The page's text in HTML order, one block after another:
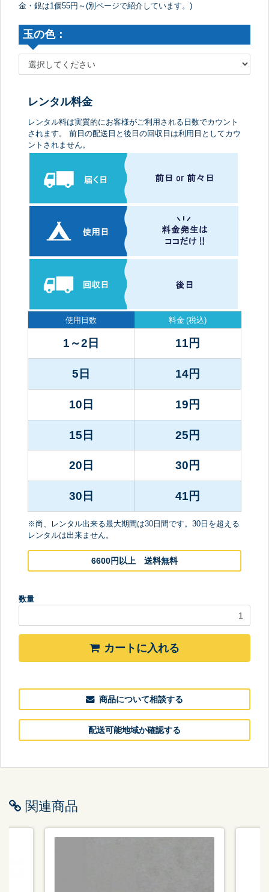
金・銀は1個55円～(別ページで紹介しています。)
玉の色：
レンタル料金
レンタル料は実質的にお客様がご利用される日数でカウント
されます。 前日の配送日と後日の回収日は利用日としてカウ
ントされません。
使用日数
1～2日
5日
10日
15日
20日
30日
料金 (税込)
11 円
14円
19 円
25 円
30 円
41 円
※尚、レンタル出来る最大期間は30日間です。30日を超える
レンタルは出来ません。
6600円以上 送料無料
数量
カートに入れる
商品について相談する
配送可能地域か確認する
関連商品